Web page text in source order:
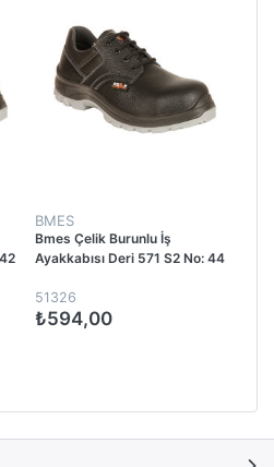
BMES
Bmes Çelik Burunlu İş
Ayakkabısı Deri 571 S2 No: 44
51326
₺594,00